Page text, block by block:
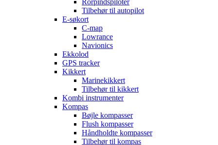
Rorpindspiloter
Tilbehør til autopilot
E-søkort
C-map
Lowrance
Navionics
Ekkolod
GPS tracker
Kikkert
Marinekikkert
Tilbehør til kikkert
Kombi instrumenter
Kompas
Bøjle kompasser
Flush kompasser
Håndholdte kompasser
Tilbehør til kompas